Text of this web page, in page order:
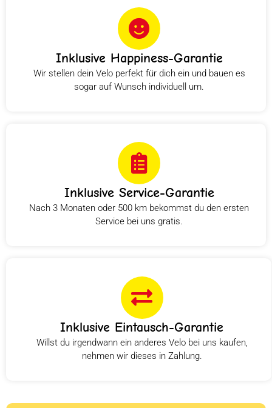
Inklusive Happiness-Garantie
Wir stellen dein Velo perfekt für dich ein und bauen es
sogar auf Wunsch individuell um.
Inklusive Service-Garantie
Nach 3 Monaten oder 500 km bekommst du den ersten
Service bei uns gratis.
Inklusive Eintausch-Garantie
Willst du irgendwann ein anderes Velo bei uns kaufen,
nehmen wir dieses in Zahlung.